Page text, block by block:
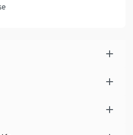
is stabilan áll